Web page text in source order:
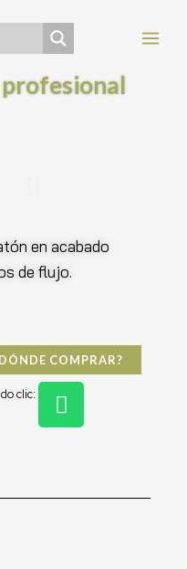
en acabado
de flujo.
COMPRAR?
clic: W
h
a